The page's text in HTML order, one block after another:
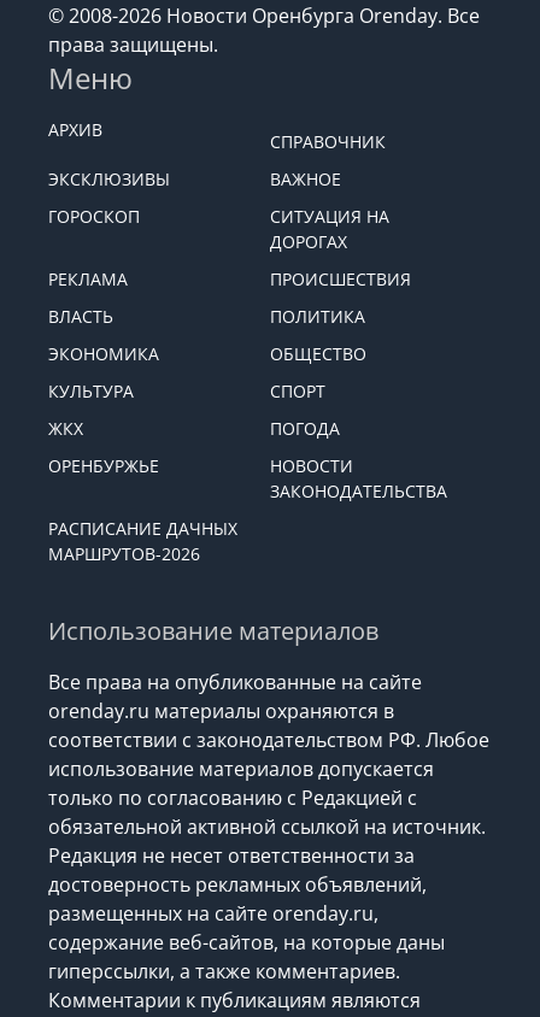
© 2008-2026 Новости Оренбурга Orenday. Все
права защищены.
Меню
АРХИВ
СПРАВОЧНИК
ЭКСКЛЮЗИВЫ
ВАЖНОЕ
ГОРОСКОП
СИТУАЦИЯ НА
ДОРОГАХ
РЕКЛАМА
ПРОИСШЕСТВИЯ
ВЛАСТЬ
ПОЛИТИКА
ЭКОНОМИКА
ОБЩЕСТВО
КУЛЬТУРА
СПОРТ
ЖКХ
ПОГОДА
ОРЕНБУРЖЬЕ
НОВОСТИ
ЗАКОНОДАТЕЛЬСТВА
РАСПИСАНИЕ ДАЧНЫХ
МАРШРУТОВ-2026
Использование материалов
Все права на опубликованные на сайте
orenday.ru материалы охраняются в
соответствии с законодательством РФ. Любое
использование материалов допускается
только по согласованию с Редакцией с
обязательной активной ссылкой на источник.
Редакция не несет ответственности за
достоверность рекламных объявлений,
размещенных на сайте orenday.ru,
содержание веб-сайтов, на которые даны
гиперссылки, а также комментариев.
Комментарии к публикациям являются